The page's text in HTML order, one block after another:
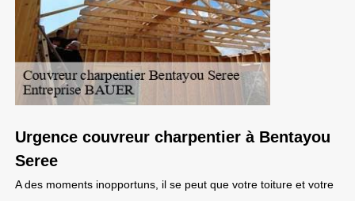
Urgence couvreur charpentier à Bentayou
Seree
A des moments inopportuns, il se peut que votre toiture et votre